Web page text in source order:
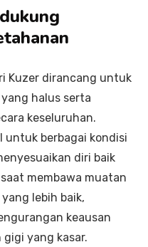
Kuzer dirancang untuk
halus serta
keseluruhan.
untuk berbagai kondisi
diri baik
membawa muatan
lebih baik,
keausan
yang kasar.